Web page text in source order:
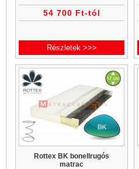
kókuszmatrac, gyerekmatrac és
gyerekmatracok a Matrac
54 700 Ft-tól
Részletek >>>
Rottex BK bonellrugós
matrac